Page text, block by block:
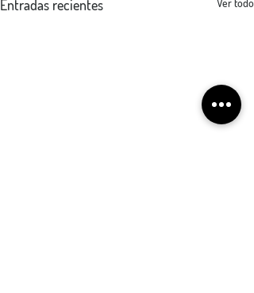
Entradas recientes Ver todo